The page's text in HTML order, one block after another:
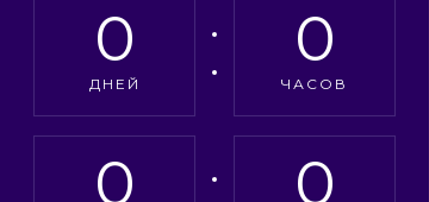
0
ДНЕЙ
0
ЧАСОВ
0 0